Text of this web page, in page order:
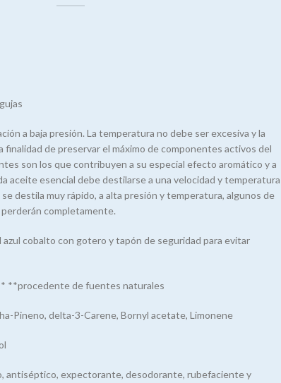
a baja presión. La temperatura no debe ser excesiva y la
finalidad de preservar el máximo de componentes activos del
son los que contribuyen a su especial efecto aromático y a
aceite esencial debe destilarse a una velocidad y temperatura
destila muy rápido, a alta presión y temperatura, algunos de
completamente.
azul cobalto con gotero y tapón de seguridad para evitar
**procedente de fuentes naturales
Pineno, delta-3-Carene, Bornyl acetate, Limonene
antiséptico, expectorante, desodorante, rubefaciente y